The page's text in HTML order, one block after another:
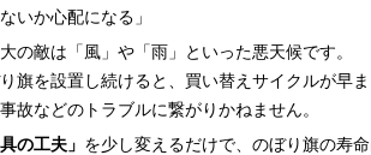
いか心配になる」
の敵は「風」や「雨」といった悪天候です。
旗を設置し続けると、買い替えサイクルが早
故などのトラブルに繋がりかねません。
の工夫」 を少し変えるだけで、のぼり旗の寿